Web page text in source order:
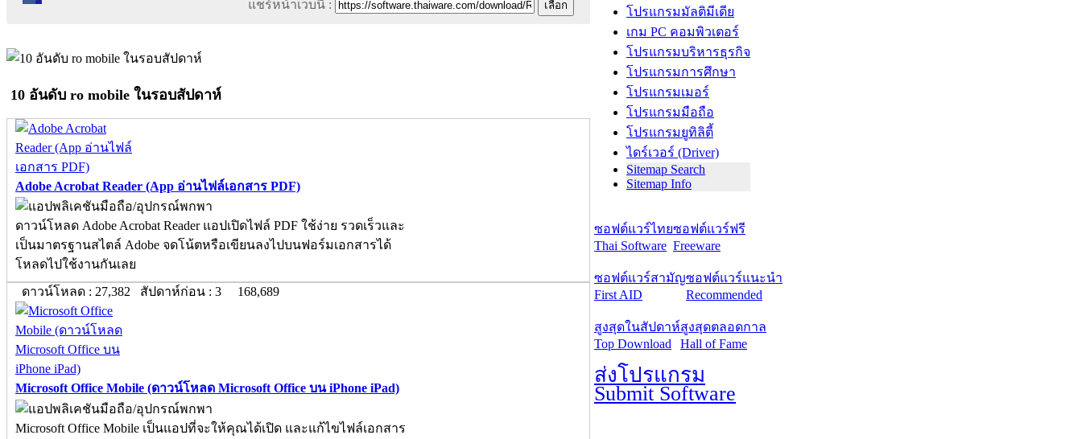
แชร์หน้าเว็บนี้ :
10 อันดับ ro mobile ในรอบสัปดาห์
Adobe Acrobat Reader (App อ่านไฟล์เอกสาร PDF)
ดาวน์โหลด Adobe Acrobat Reader แอปเปิดไฟล์ PDF ใช้ง่าย รวดเร็วและ
เป็นมาตรฐานสไตล์ Adobe จดโน้ตหรือเขียนลงไปบนฟอร์มเอกสารได้
โหลดไปใช้งานกันเลย
ดาวน์โหลด : 27,382 สัปดาห์ก่อน : 3
168,689
Microsoft Office Mobile (ดาวน์โหลด Microsoft Office บน iPhone iPad)
Microsoft Office Mobile เป็นแอปที่จะให้คุณได้เปิด และแก้ไขไฟล์เอกสาร
โปรแกรมมัลติมีเดีย
เกม PC คอมพิวเตอร์
โปรแกรมบริหารธุรกิจ
โปรแกรมการศึกษา
โปรแกรมเมอร์
โปรแกรมมือถือ
โปรแกรมยูทิลิตี้
ไดร์เวอร์ (Driver)
Sitemap Search
Sitemap Info
ซอฟต์แวร์ไทย
Thai Software
ซอฟต์แวร์ฟรี
Freeware
ซอฟต์แวร์สามัญ
First AID
ซอฟต์แวร์แนะนำ
Recommended
สูงสุดในสัปดาห์
Top Download
สูงสุดตลอดกาล
Hall of Fame
ส่งโปรแกรม
Submit Software